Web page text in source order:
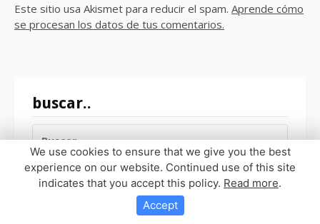
Este sitio usa Akismet para reducir el spam. Aprende cómo
se procesan los datos de tus comentarios.
buscar..
We use cookies to ensure that we give you the best
experience on our website. Continued use of this site
indicates that you accept this policy. Read more.
Accept